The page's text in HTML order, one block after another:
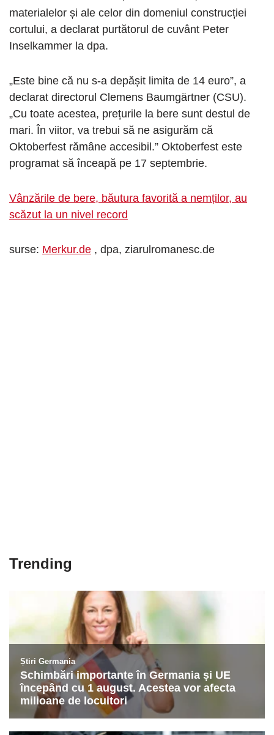
materialelor și ale celor din domeniul construcției
cortului, a declarat purtătorul de cuvânt Peter
Inselkammer la dpa.
„Este bine că nu s-a depășit limita de 14 euro”, a
declarat directorul Clemens Baumgärtner (CSU).
„Cu toate acestea, prețurile la bere sunt destul de
mari. În viitor, va trebui să ne asigurăm că
Oktoberfest rămâne accesibil.” Oktoberfest este
programat să înceapă pe 17 septembrie.
Vânzările de bere, băutura favorită a nemților, au
scăzut la un nivel record
surse: Merkur.de , dpa, ziarulromanesc.de
Trending